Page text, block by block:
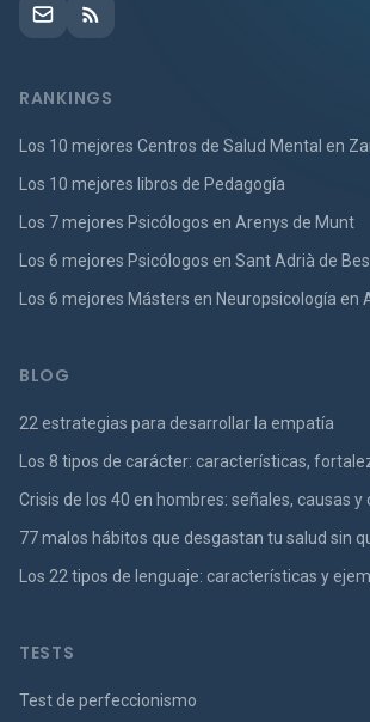
RANKINGS
Los 10 mejores Centros de Salud Mental en
Los 10 mejores libros de Pedagogía
Los 7 mejores Psicólogos en Arenys de Munt
Los 6 mejores Psicólogos en Sant Adrià de
Los 6 mejores Másters en Neuropsicología en
BLOG
22 estrategias para desarrollar la empatía
Los 8 tipos de carácter: características,
Crisis de los 40 en hombres: señales, causas
77 malos hábitos que desgastan tu salud sin
Los 22 tipos de lenguaje: características y
TESTS
Test de perfeccionismo